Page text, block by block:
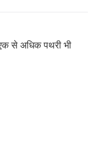
से अधिक पथरी भी